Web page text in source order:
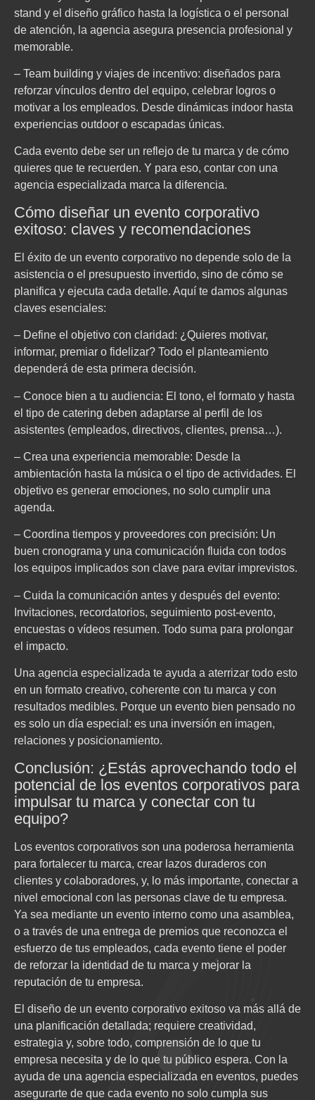
stand y el diseño gráfico hasta la logística o el personal
de atención, la agencia asegura presencia profesional y
memorable.
– Team building y viajes de incentivo: diseñados para
reforzar vínculos dentro del equipo, celebrar logros o
motivar a los empleados. Desde dinámicas indoor hasta
experiencias outdoor o escapadas únicas.
Cada evento debe ser un reflejo de tu marca y de cómo
quieres que te recuerden. Y para eso, contar con una
agencia especializada marca la diferencia.
Cómo diseñar un evento corporativo
exitoso: claves y recomendaciones
El éxito de un evento corporativo no depende solo de la
asistencia o el presupuesto invertido, sino de cómo se
planifica y ejecuta cada detalle. Aquí te damos algunas
claves esenciales:
– Define el objetivo con claridad: ¿Quieres motivar,
informar, premiar o fidelizar? Todo el planteamiento
dependerá de esta primera decisión.
– Conoce bien a tu audiencia: El tono, el formato y hasta
el tipo de catering deben adaptarse al perfil de los
asistentes (empleados, directivos, clientes, prensa…).
– Crea una experiencia memorable: Desde la
ambientación hasta la música o el tipo de actividades. El
objetivo es generar emociones, no solo cumplir una
agenda.
– Coordina tiempos y proveedores con precisión: Un
buen cronograma y una comunicación fluida con todos
los equipos implicados son clave para evitar imprevistos.
– Cuida la comunicación antes y después del evento:
Invitaciones, recordatorios, seguimiento post-evento,
encuestas o vídeos resumen. Todo suma para prolongar
el impacto.
Una agencia especializada te ayuda a aterrizar todo esto
en un formato creativo, coherente con tu marca y con
resultados medibles. Porque un evento bien pensado no
es solo un día especial: es una inversión en imagen,
relaciones y posicionamiento.
Conclusión: ¿Estás aprovechando todo el
potencial de los eventos corporativos para
impulsar tu marca y conectar con tu
equipo?
Los eventos corporativos son una poderosa herramienta
para fortalecer tu marca, crear lazos duraderos con
clientes y colaboradores, y, lo más importante, conectar a
nivel emocional con las personas clave de tu empresa.
Ya sea mediante un evento interno como una asamblea,
o a través de una entrega de premios que reconozca el
esfuerzo de tus empleados, cada evento tiene el poder
de reforzar la identidad de tu marca y mejorar la
reputación de tu empresa.
El diseño de un evento corporativo exitoso va más allá de
una planificación detallada; requiere creatividad,
estrategia y, sobre todo, comprensión de lo que tu
empresa necesita y de lo que tu público espera. Con la
ayuda de una agencia especializada en eventos, puedes
asegurarte de que cada evento no solo cumpla sus